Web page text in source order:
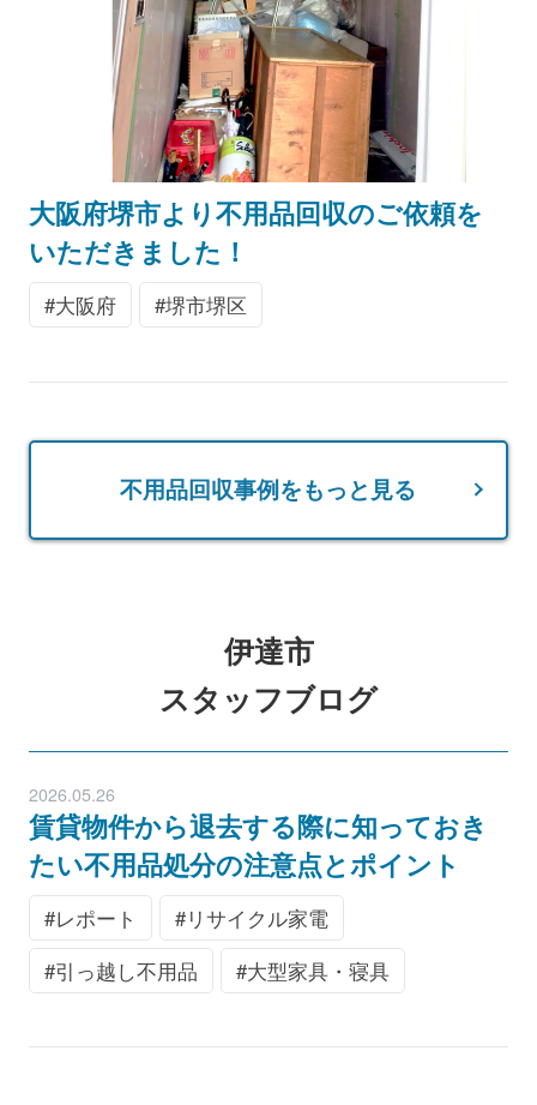
大阪府堺市より不用品回収のご依頼を
いただきました！
大阪府 堺市堺区
不用品回収事例をもっと見る
伊達市
スタッフブログ
2026.05.26
賃貸物件から退去する際に知っておき
たい不用品処分の注意点とポイント
レポート
リサイクル家電
引っ越し不用品
大型家具・寝具